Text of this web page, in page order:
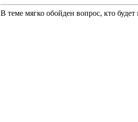
В теме мягко обойден вопрос, кто